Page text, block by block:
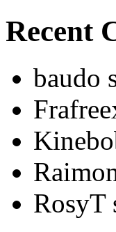
Recent
baudo
RosyT